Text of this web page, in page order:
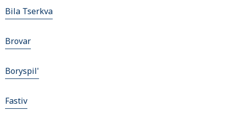
Bila Tserkva
Brovar
Boryspil'
Fastiv